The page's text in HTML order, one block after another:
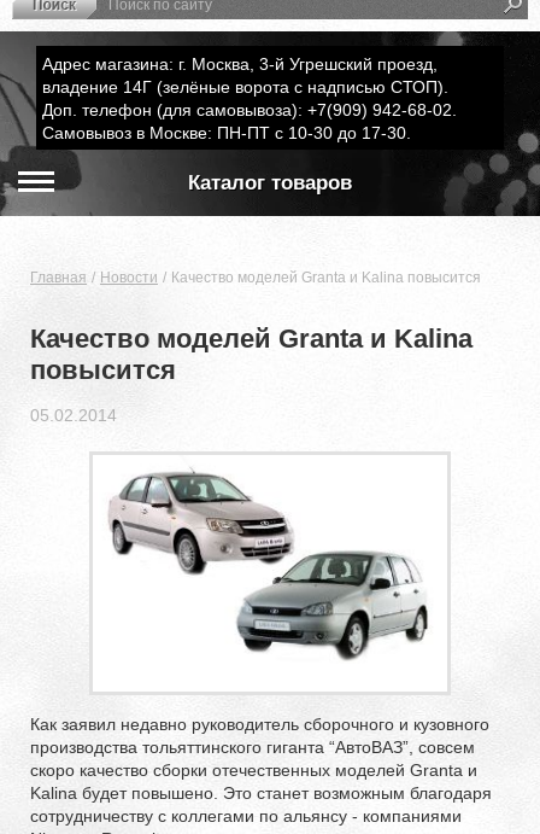
Адрес магазина: г. Москва, 3-й Угрешский проезд,
владение 14Г (зелёные ворота с надписью СТОП).
Доп. телефон (для самовывоза): +7(909) 942-68-02.
Самовывоз в Москве: ПН-ПТ с 10-30 до 17-30.
Каталог товаров
Главная Новости Качество моделей Granta и Kalina повысится
Качество моделей Granta и Kalina
повысится
05.02.2014
Как заявил недавно руководитель сборочного и кузовного
производства тольяттинского гиганта “АвтоВАЗ”, совсем
скоро качество сборки отечественных моделей Granta и
Kalina будет повышено. Это станет возможным благодаря
сотрудничеству с коллегами по альянсу - компаниями